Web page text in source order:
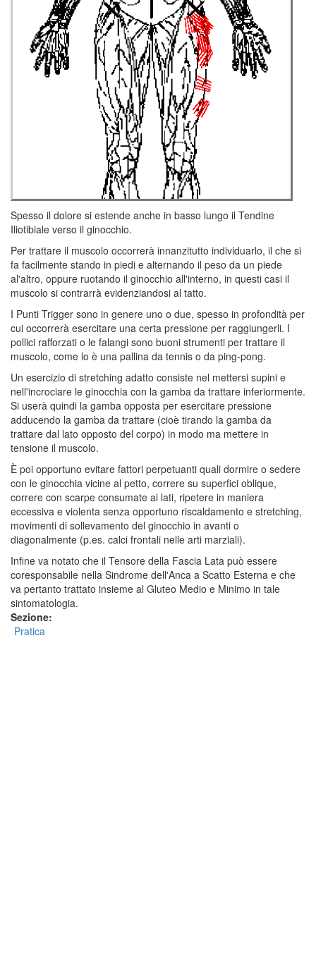
Spesso il dolore si estende anche in basso lungo il Tendine
Iliotibiale verso il ginocchio.
Per trattare il muscolo occorrerà innanzitutto individuarlo, il che si
fa facilmente stando in piedi e alternando il peso da un piede
al'altro, oppure ruotando il ginocchio all'interno, in questi casi il
muscolo si contrarrà evidenziandosi al tatto.
I Punti Trigger sono in genere uno o due, spesso in profondità per
cui occorrerà esercitare una certa pressione per raggiungerli. I
pollici rafforzati o le falangi sono buoni strumenti per trattare il
muscolo, come lo è una pallina da tennis o da ping-pong.
Un esercizio di stretching adatto consiste nel mettersi supini e
nell'incrociare le ginocchia con la gamba da trattare inferiormente.
Si userà quindi la gamba opposta per esercitare pressione
adducendo la gamba da trattare (cioè tirando la gamba da
trattare dal lato opposto del corpo) in modo ma mettere in
tensione il muscolo.
È poi opportuno evitare fattori perpetuanti quali dormire o sedere
con le ginocchia vicine al petto, correre su superfici oblique,
correre con scarpe consumate ai lati, ripetere in maniera
eccessiva e violenta senza opportuno riscaldamento e stretching,
movimenti di sollevamento del ginocchio in avanti o
diagonalmente (p.es. calci frontali nelle arti marziali).
Infine va notato che il Tensore della Fascia Lata può essere
coresponsabile nella Sindrome dell'Anca a Scatto Esterna e che
va pertanto trattato insieme al Gluteo Medio e Minimo in tale
sintomatologia.
Sezione:
Pratica